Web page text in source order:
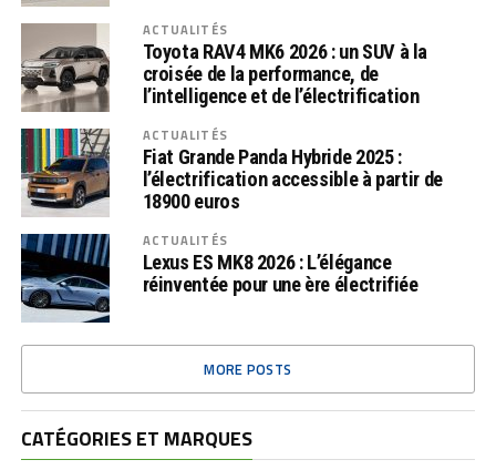
ACTUALITÉS
Toyota RAV4 MK6 2026 : un SUV à la
croisée de la performance, de
l’intelligence et de l’électrification
ACTUALITÉS
Fiat Grande Panda Hybride 2025 :
l’électrification accessible à partir de
18900 euros
ACTUALITÉS
Lexus ES MK8 2026 : L’élégance
réinventée pour une ère électrifiée
MORE POSTS
CATÉGORIES ET MARQUES